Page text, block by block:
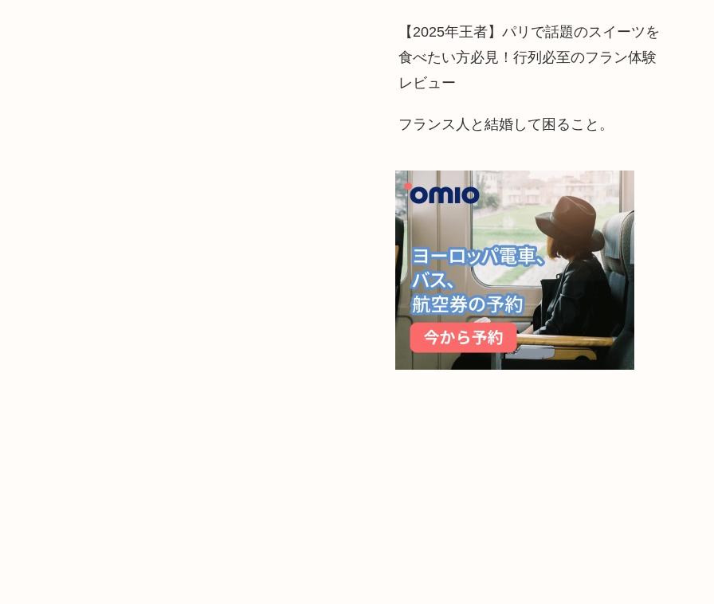
【2025年王者】パリで話題のスイーツを
食べたい方必見！行列必至のフラン体験
レビュー
フランス人と結婚して困ること。